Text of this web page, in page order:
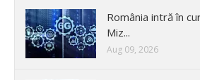
România intră în
Miz...
Aug 09, 2026